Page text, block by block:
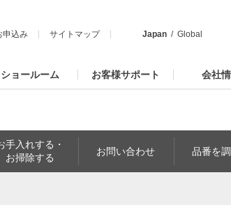
申込み サイトマップ Japan Global
ショールーム お客様サポート 会社
手入れする・
お掃除する
お問い合わせ 品番を